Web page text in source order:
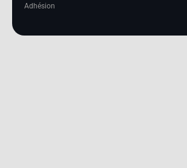
Adhésion